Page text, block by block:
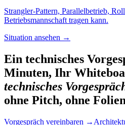
Strangler-Pattern, Parallelbetrieb,
Betriebsmannschaft tragen kann.
Situation ansehen →
Ein technisches
Minuten, Ihr
technisches
ohne Pitch, ohne
Vorgespräch vereinbaren →